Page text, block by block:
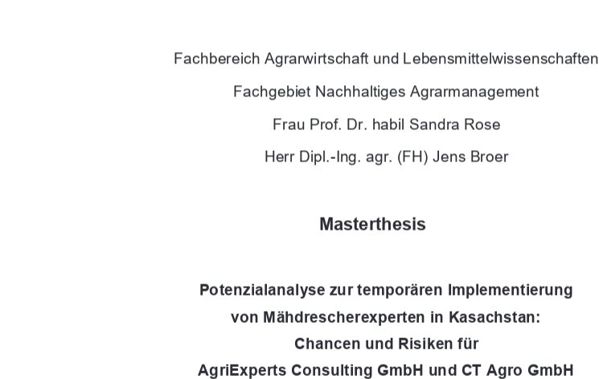
Fachbereich Agrarwirtschaft und Lebensmittelwissenschaften
Fachgebiet Nachhaltiges Agrarmanagement
Frau Prof. Dr. habil Sandra Rose
Herr Dipl.-Ing. agr. (FH) Jens Broer
Masterthesis
Potenzialanalyse zur temporären Implementierung
von Mähdrescherexperten in Kasachstan:
Chancen und Risiken für
AgriExperts Consulting GmbH und CT Agro GmbH